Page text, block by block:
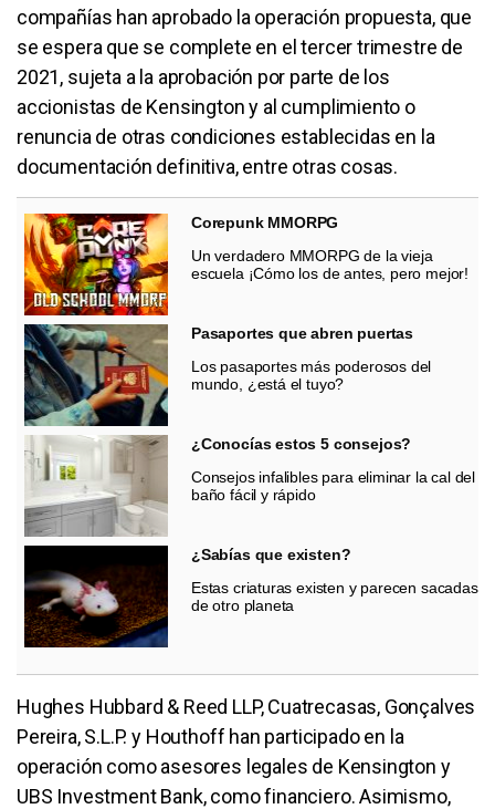
compañías han aprobado la operación propuesta, que
se espera que se complete en el tercer trimestre de
2021, sujeta a la aprobación por parte de los
accionistas de Kensington y al cumplimiento o
renuncia de otras condiciones establecidas en la
documentación definitiva, entre otras cosas.
Corepunk MMORPG
Un verdadero MMORPG de la vieja
escuela ¡Cómo los de antes, pero mejor!
Pasaportes que abren puertas
Los pasaportes más poderosos del
mundo, ¿está el tuyo?
¿Conocías estos 5 consejos?
Consejos infalibles para eliminar la cal del
baño fácil y rápido
¿Sabías que existen?
Estas criaturas existen y parecen sacadas
de otro planeta
Hughes Hubbard & Reed LLP, Cuatrecasas, Gonçalves
Pereira, S.L.P. y Houthoff han participado en la
operación como asesores legales de Kensington y
UBS Investment Bank, como financiero. Asimismo,